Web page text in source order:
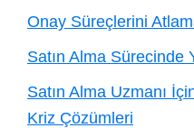
Onay Süreçlerini
Satın Alma Sürecinde
Satın Alma Uzmanı
Kriz Çözümleri